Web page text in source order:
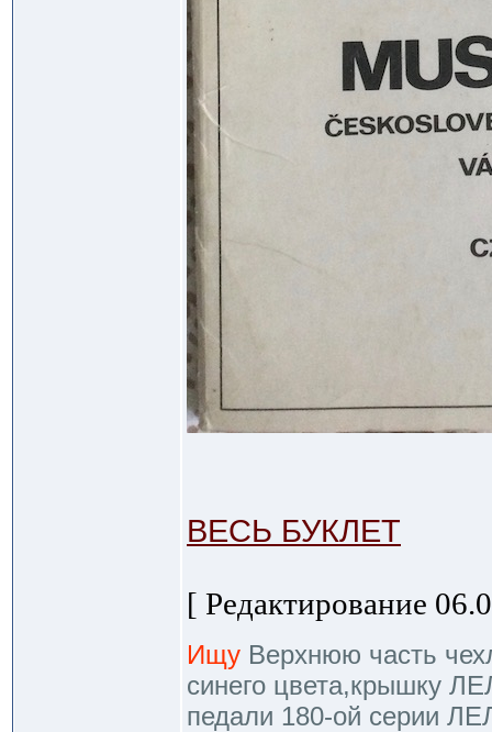
ВЕСЬ БУКЛЕТ
[ Редактирование
Ищу Верхнюю часть
синего цвета,крышку
педали 180-ой серии